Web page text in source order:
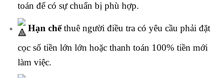
toán để có sự chuẩn bị phù hợp.
Hạn chếthuê người điều tra có yêu cầu phải đặt
cọc số tiền lớn lớn hoặc thanh toán 100% tiền mới
làm việc.